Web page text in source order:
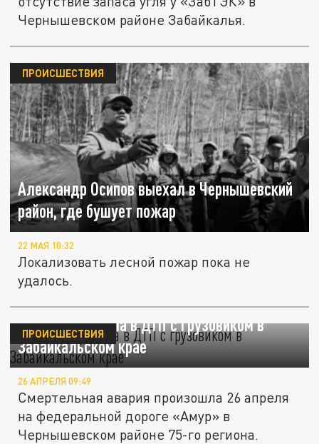
Чернышевском районе Забайкалья.
Александр Осипов выехал в Чернышевский
район, где бушует пожар
ПРОИСШЕСТВИЯ
22 МАЯ 10:32
Локализовать лесной пожар пока не
удалось.
Женщина умерла в ДТП с грузовиком в
Забайкальском крае
ПРОИСШЕСТВИЯ
26 АПРЕЛЯ 09:49
Смертельная авария произошла 26 апреля
на федеральной дороге «Амур» в
Чернышевском районе 75-го региона.